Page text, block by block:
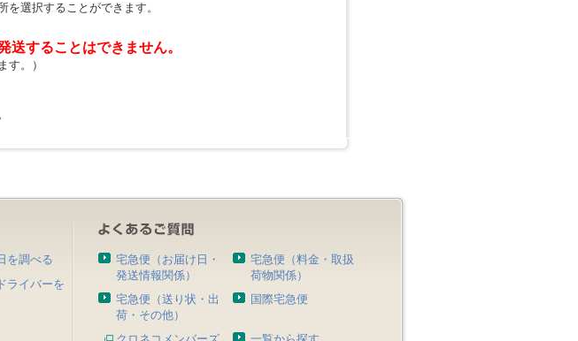
を選択することができます。
することはできません。
す。）
を調べる
ライバーを
宅急便（お届け日・
発送情報関係）
宅急便（料金・取扱
荷物関係）
宅急便（送り状・出
荷・その他）
国際宅急便